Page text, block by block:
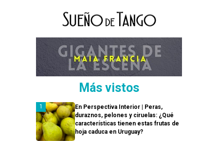
Más vistos
En Perspectiva Interior | Peras,
duraznos, pelones y ciruelas: ¿Qué
características tienen estas frutas de
hoja caduca en Uruguay?